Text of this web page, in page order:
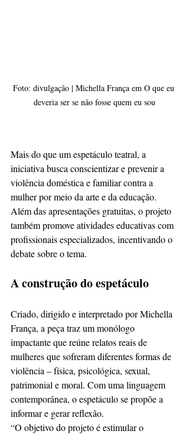
Foto: divulgação | Michella França em O que eu
deveria ser se não fosse quem eu sou
Mais do que um espetáculo teatral, a
iniciativa busca conscientizar e prevenir a
violência doméstica e familiar contra a
mulher por meio da arte e da educação.
Além das apresentações gratuitas, o projeto
também promove atividades educativas com
profissionais especializados, incentivando o
debate sobre o tema.
A construção do espetáculo
Criado, dirigido e interpretado por Michella
França, a peça traz um monólogo
impactante que reúne relatos reais de
mulheres que sofreram diferentes formas de
violência – física, psicológica, sexual,
patrimonial e moral. Com uma linguagem
contemporânea, o espetáculo se propõe a
informar e gerar reflexão.
“O objetivo do projeto é estimular o